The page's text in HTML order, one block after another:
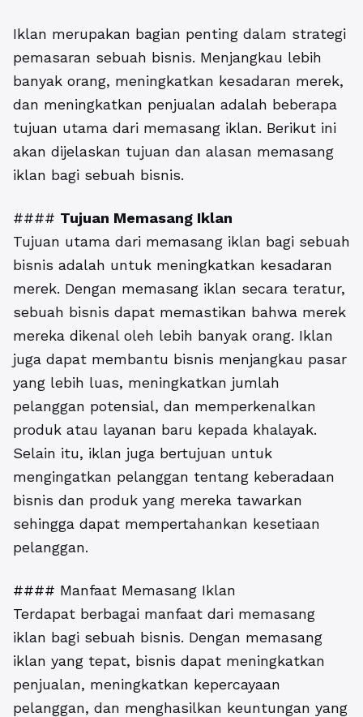
Iklan merupakan bagian penting dalam strategi
pemasaran sebuah bisnis. Menjangkau lebih
banyak orang, meningkatkan kesadaran merek,
dan meningkatkan penjualan adalah beberapa
tujuan utama dari memasang iklan. Berikut ini
akan dijelaskan tujuan dan alasan memasang
iklan bagi sebuah bisnis.
#### Tujuan Memasang Iklan
Tujuan utama dari memasang iklan bagi sebuah
bisnis adalah untuk meningkatkan kesadaran
merek. Dengan memasang iklan secara teratur,
sebuah bisnis dapat memastikan bahwa merek
mereka dikenal oleh lebih banyak orang. Iklan
juga dapat membantu bisnis menjangkau pasar
yang lebih luas, meningkatkan jumlah
pelanggan potensial, dan memperkenalkan
produk atau layanan baru kepada khalayak.
Selain itu, iklan juga bertujuan untuk
mengingatkan pelanggan tentang keberadaan
bisnis dan produk yang mereka tawarkan
sehingga dapat mempertahankan kesetiaan
pelanggan.
#### Manfaat Memasang Iklan
Terdapat berbagai manfaat dari memasang
iklan bagi sebuah bisnis. Dengan memasang
iklan yang tepat, bisnis dapat meningkatkan
penjualan, meningkatkan kepercayaan
pelanggan, dan menghasilkan keuntungan yang